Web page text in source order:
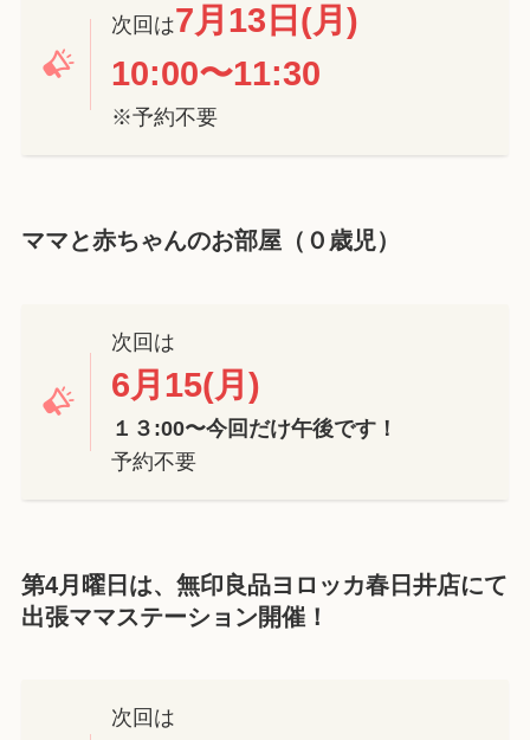
次回は7月13日 (月)
10:00〜11:30
※予約不要
ママと赤ちゃんのお部屋（０歳児）
次回は
6月15(月)
１３:00〜今回だけ午後です！
予約不要
第4月曜日は、無印良品ヨロッカ春日井店にて
出張ママステーション開催！
次回は